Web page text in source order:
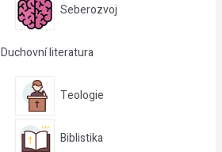
Seberozvoj
Duchovní literatura
Teologie
Biblistika